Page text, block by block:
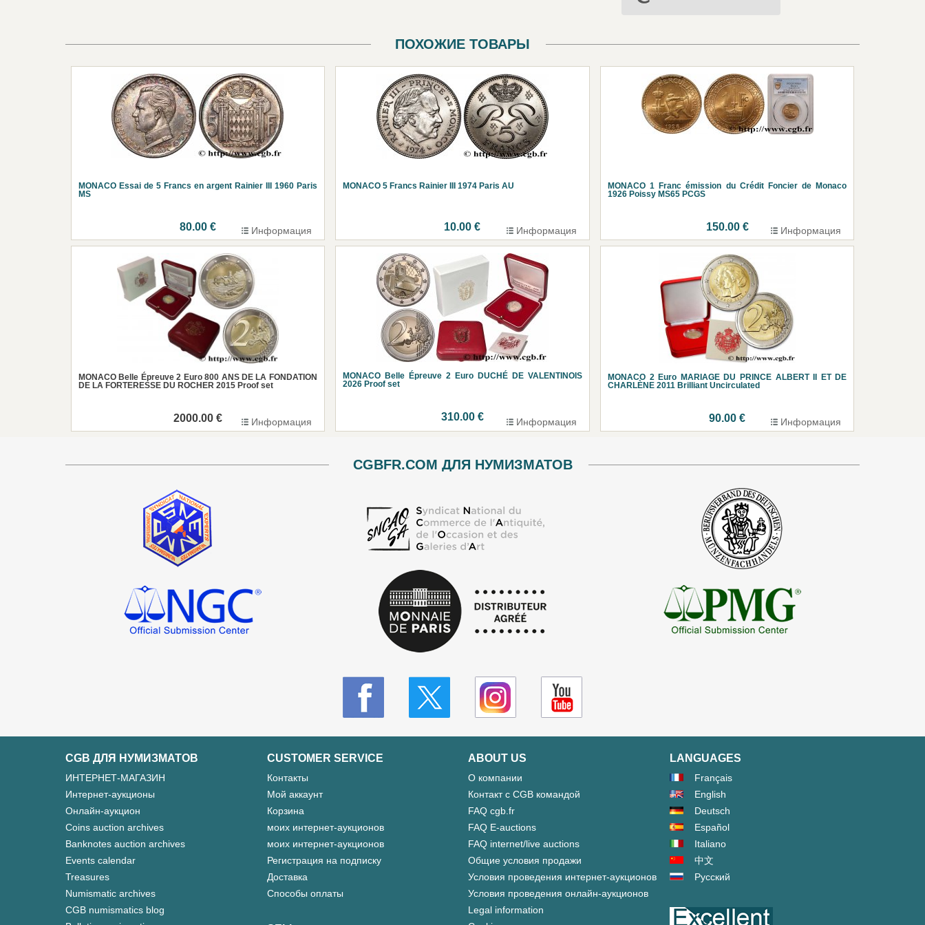
ПОХОЖИЕ ТОВАРЫ
MONACO Essai de 5 Francs en argent Rainier III 1960 Paris
MS
80.00 € Информация
MONACO 5 Francs Rainier III 1974 Paris AU
10.00 € Информация
MONACO 1 Franc émission du Crédit Foncier de Monaco
1926 Poissy MS65 PCGS
150.00 € Информация
MONACO Belle Épreuve 2 Euro 800 ANS DE LA FONDATION
DE LA FORTERESSE DU ROCHER 2015 Proof set
2000.00 € Информация
MONACO Belle Épreuve 2 Euro DUCHÉ DE VALENTINOIS
2026 Proof set
310.00 € Информация
MONACO 2 Euro MARIAGE DU PRINCE ALBERT II ET DE
CHARLÈNE 2011 Brilliant Uncirculated
90.00 € Информация
CGBFR.COM ДЛЯ НУМИЗМАТОВ
CGB ДЛЯ НУМИЗМАТОВ
ИНТЕРНЕТ-МАГАЗИН
Интернет-аукционы
Онлайн-аукцион
Coins auction archives
Banknotes auction archives
Events calendar
Treasures
Numismatic archives
CGB numismatics blog
CUSTOMER SERVICE
Контакты
Мой аккаунт
Корзина
моих интернет-аукционов
моих интернет-аукционов
Регистрация на подписку
Доставка
Способы оплаты
ABOUT US
О компании
Контакт с CGB командой
FAQ cgb.fr
FAQ E-auctions
FAQ internet/live auctions
Общие условия продажи
Условия проведения интернет-аукционов
Условия проведения онлайн-аукционов
Legal information
LANGUAGES
Français
English
Deutsch
Español
Italiano
中文
Русский